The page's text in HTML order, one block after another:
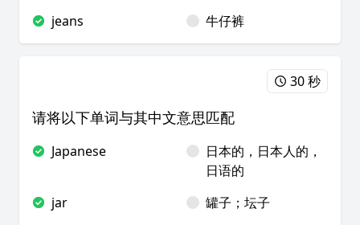
jeans
牛仔裤
30 秒
请将以下单词与其中文意思匹配
Japanese
日本的，日本人的，
日语的
jar
罐子；坛子